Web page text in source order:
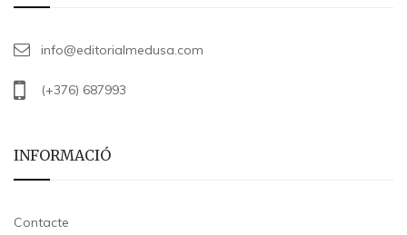
info@editorialmedusa.com
(+376) 687993
INFORMACIÓ
Contacte